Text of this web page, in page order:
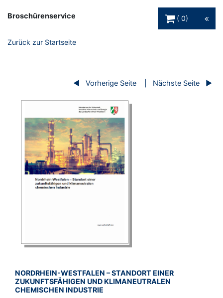
Broschürenservice
0
Zurück zur Startseite
Vorherige Seite Nächste Seite
BROSCHÜRE:
NORDRHEIN-WESTFALEN – STANDORT EINER
ZUKUNFTSFÄHIGEN UND KLIMANEUTRALEN
CHEMISCHEN INDUSTRIE